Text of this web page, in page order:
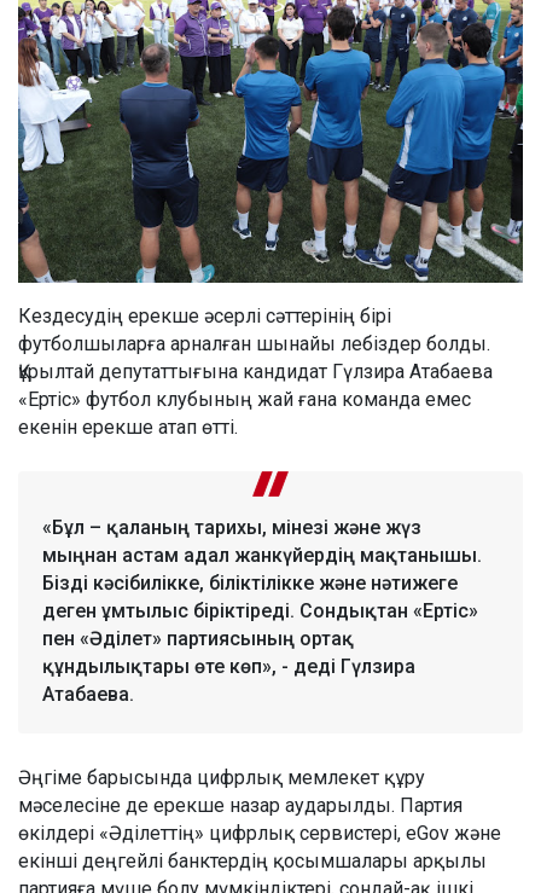
Кездесудің ерекше әсерлі сәттерінің бірі
футболшыларға арналған шынайы лебіздер болды.
Құрылтай депутаттығына кандидат Гүлзира Атабаева
«Ертіс» футбол клубының жай ғана команда емес
екенін ерекше атап өтті.
«Бұл – қаланың тарихы, мінезі және жүз
мыңнан астам адал жанкүйердің мақтанышы.
Бізді кәсібилікке, біліктілікке және нәтижеге
деген ұмтылыс біріктіреді. Сондықтан «Ертіс»
пен «Әділет» партиясының ортақ
құндылықтары өте көп», - деді Гүлзира
Атабаева.
Әңгіме барысында цифрлық мемлекет құру
мәселесіне де ерекше назар аударылды. Партия
өкілдері «Әділеттің» цифрлық сервистері, eGov және
екінші деңгейлі банктердің қосымшалары арқылы